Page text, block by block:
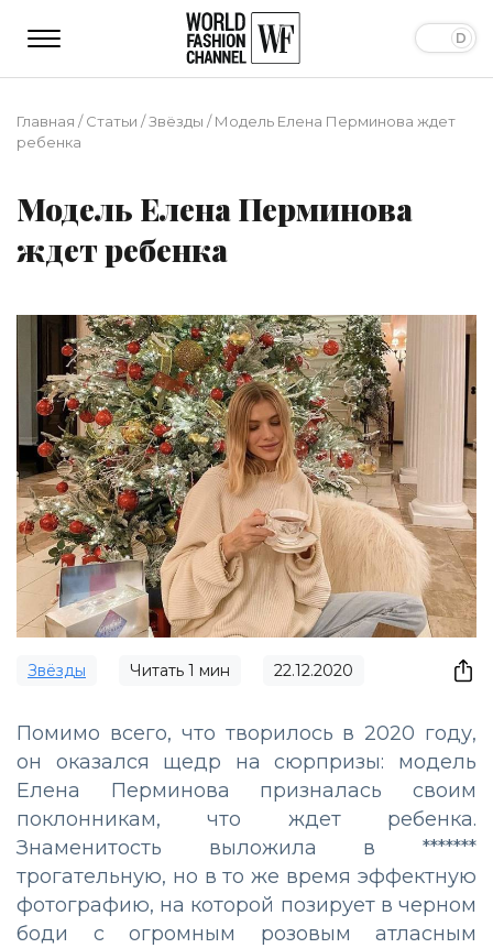
Главная /Статьи /Звёзды /Модель Елена Перминова ждет
ребенка
Модель Елена Перминова
ждет ребенка
Звёзды Читать 1 мин 22.12.2020
Помимо всего, что творилось в 2020 году,
он оказался щедр на сюрпризы: модель
Елена Перминова призналась своим
поклонникам, что ждет ребенка.
Знаменитость выложила в *******
трогательную, но в то же время эффектную
фотографию, на которой позирует в черном
боди с огромным розовым атласным